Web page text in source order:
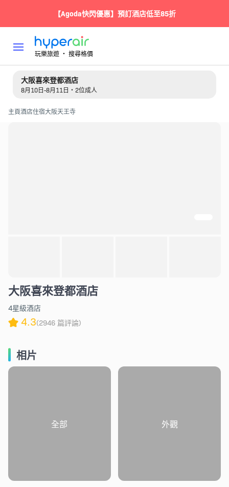
【Agoda快閃優惠】預訂酒店低至85折
玩樂旅遊 ‧ 搜尋格價
大阪喜來登都酒店
8月10日-8月11日・2位成人
主頁酒店住宿大阪天王寺
大阪喜來登都酒店
4星級酒店
4.3(2946 篇評論)
相片
全部 外觀